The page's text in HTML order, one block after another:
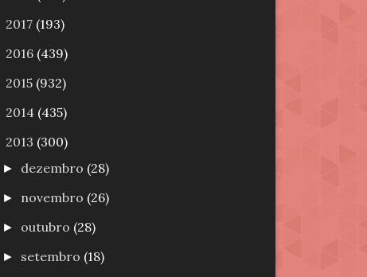
2017 (193)
2016 (439)
2015 (932)
2014 (435)
2013 (300)
► dezembro (28)
► novembro (26)
► outubro (28)
► setembro (18)